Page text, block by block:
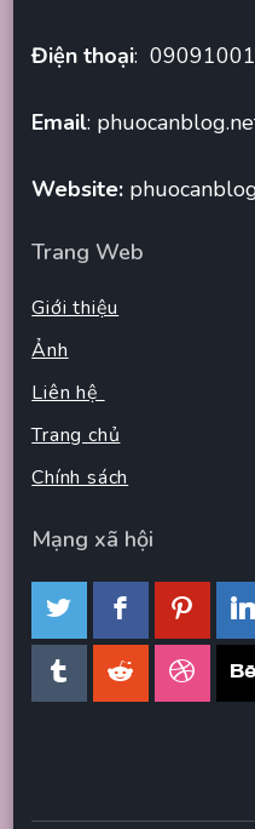
Điện thoại:
Email:
Website:
Trang Web
Giới thiệu
Ảnh
Liên hệ
Trang chủ
Chính sách
Mạng xã hội